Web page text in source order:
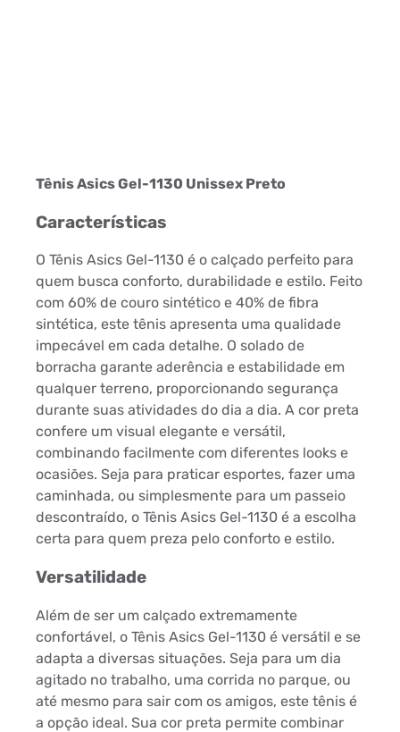
Tênis Asics Gel-1130 Unissex Preto
Características
O Tênis Asics Gel-1130 é o calçado perfeito para
quem busca conforto, durabilidade e estilo. Feito
com 60% de couro sintético e 40% de fibra
sintética, este tênis apresenta uma qualidade
impecável em cada detalhe. O solado de
borracha garante aderência e estabilidade em
qualquer terreno, proporcionando segurança
durante suas atividades do dia a dia. A cor preta
confere um visual elegante e versátil,
combinando facilmente com diferentes looks e
ocasiões. Seja para praticar esportes, fazer uma
caminhada, ou simplesmente para um passeio
descontraído, o Tênis Asics Gel-1130 é a escolha
certa para quem preza pelo conforto e estilo.
Versatilidade
Além de ser um calçado extremamente
confortável, o Tênis Asics Gel-1130 é versátil e se
adapta a diversas situações. Seja para um dia
agitado no trabalho, uma corrida no parque, ou
até mesmo para sair com os amigos, este tênis é
a opção ideal. Sua cor preta permite combinar